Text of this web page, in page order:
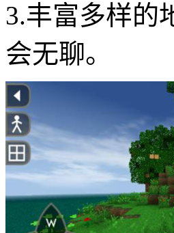
3.丰富多样的
会无聊。